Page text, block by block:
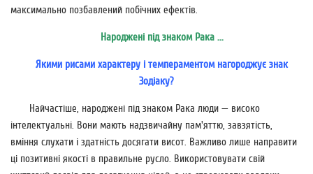
максимально позбавлений побічних ефектів.
Народжені під знаком Рака ...
Якими рисами характеру і темпераментом нагороджує знак
Зодіаку?
Найчастіше, народжені під знаком Рака люди — високо
інтелектуальні. Вони мають надзвичайну пам'яттю, завзятість,
вміння слухати і здатність досягати висот. Важливо лише направити
ці позитивні якості в правильне русло. Використовувати свій